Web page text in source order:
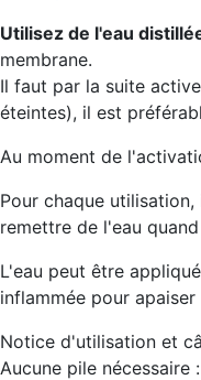
Utilisez de l'eau
membrane.
Il faut par la suite
éteintes), il est
Au moment de
Pour chaque
remettre de l'eau
L'eau peut être
inflammée pour
Notice d'utilisation et
Aucune pile